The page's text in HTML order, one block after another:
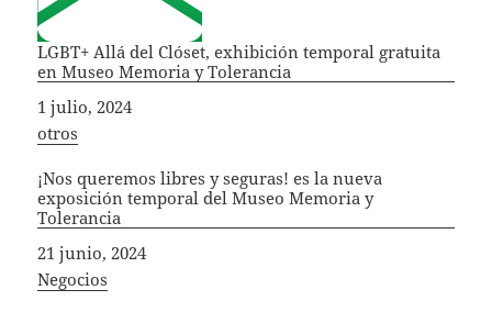
LGBT+ Allá del Clóset, exhibición temporal gratuita
en Museo Memoria y Tolerancia
Fecha
1 julio, 2024
In relation to
otros
¡Nos queremos libres y seguras! es la nueva
exposición temporal del Museo Memoria y
Tolerancia
Fecha
21 junio, 2024
In relation to
Negocios